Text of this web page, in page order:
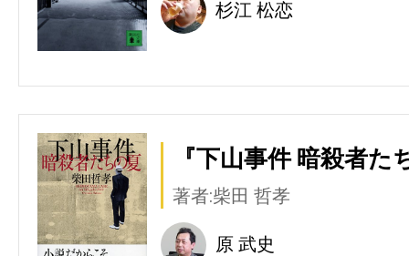
杉江 松恋
『下山事件 暗殺者
著者:柴田 哲孝
原 武史